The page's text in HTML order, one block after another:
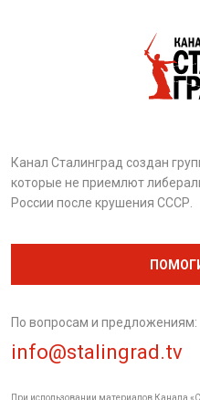
Канал Сталинград создан
которые не приемлют
России после крушения СССР.
По вопросам и предложениям:
info@stalingrad.tv
При использовании материалов Канала